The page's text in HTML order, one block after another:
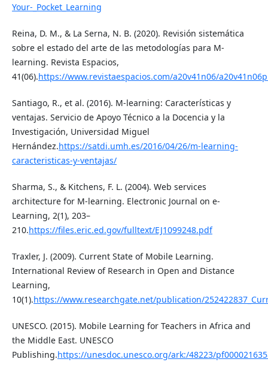
Your-_Pocket_Learning
Reina, D. M., & La Serna, N. B. (2020). Revisión sistemática
sobre el estado del arte de las metodologías para M-
learning. Revista Espacios,
41(06).https://www.revistaespacios.com/a20v41n06/
Santiago, R., et al. (2016). M-learning: Características y
ventajas. Servicio de Apoyo Técnico a la Docencia y la
Investigación, Universidad Miguel
Hernández.https://satdi.umh.es/2016/04/26/m-learning-
caracteristicas-y-ventajas/
Sharma, S., & Kitchens, F. L. (2004). Web services
architecture for M-learning. Electronic Journal on e-
Learning, 2(1), 203–
210.https://files.eric.ed.gov/fulltext/EJ1099248.pdf
Traxler, J. (2009). Current State of Mobile Learning.
International Review of Research in Open and Distance
Learning,
10(1).https://www.researchgate.net/publication/
UNESCO. (2015). Mobile Learning for Teachers in Africa and
the Middle East. UNESCO
Publishing.https://unesdoc.unesco.org/ark:/48223/